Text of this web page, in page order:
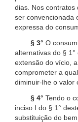
dias. Nos contratos
ser convencionada
expressa do
§ 3° O
alternativas do §
extensão do vício,
comprometer a
diminuir-lhe o valor
§ 4° Tendo o
inciso I do § 1°
substituição do